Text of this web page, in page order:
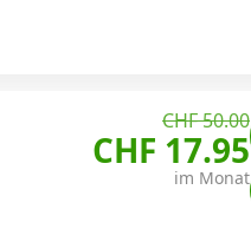
CHF 50.00
CHF 17.95
im Monat